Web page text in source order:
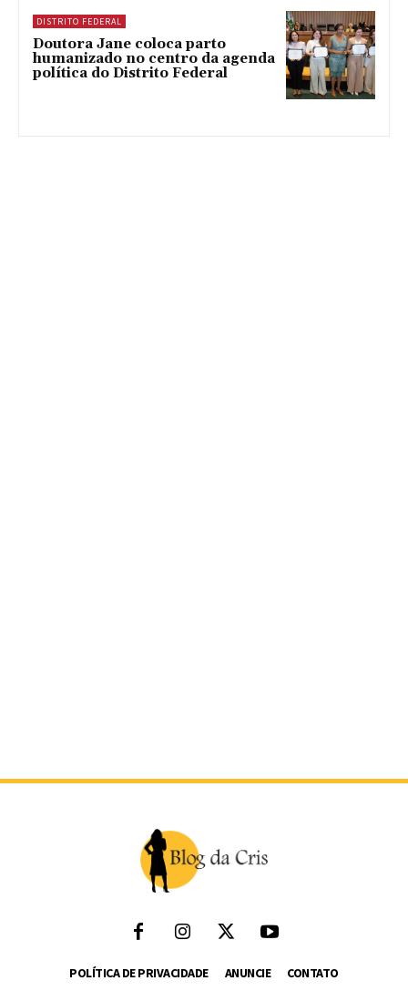
DISTRITO FEDERAL
Doutora Jane coloca parto
humanizado no centro da agenda
política do Distrito Federal
POLÍTICA DE PRIVACIDADE ANUNCIE CONTATO